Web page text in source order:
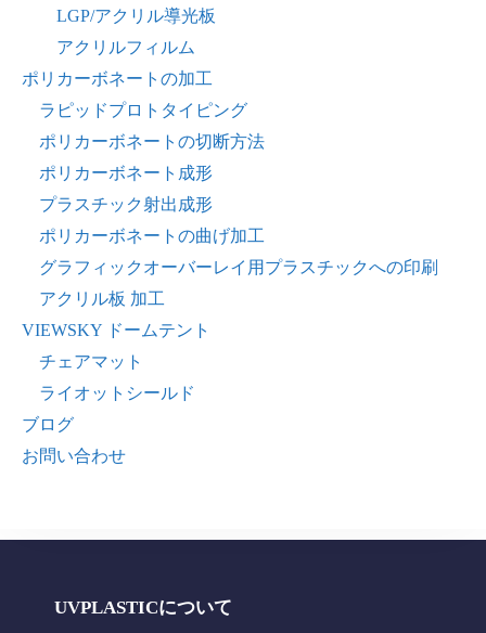
LGP/アクリル導光板
アクリルフィルム
ポリカーボネートの加工
ラピッドプロトタイピング
ポリカーボネートの切断方法
ポリカーボネート成形
プラスチック射出成形
ポリカーボネートの曲げ加工
グラフィックオーバーレイ用プラスチックへの印刷
アクリル板 加工
VIEWSKY ドームテント
チェアマット
ライオットシールド
ブログ
お問い合わせ
UVPLASTICについて